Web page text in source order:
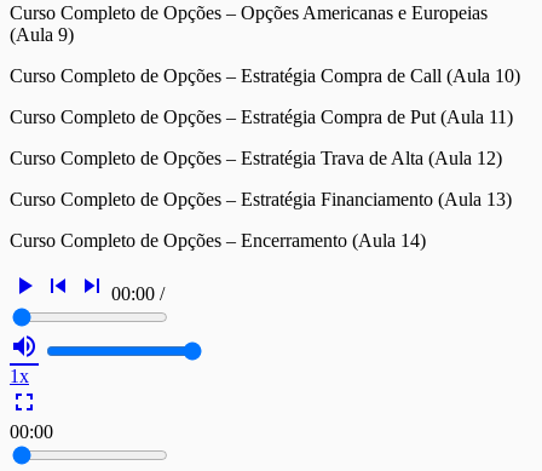
Curso Completo de Opções – Opções Americanas e Europeias
(Aula 9)
Curso Completo de Opções – Estratégia Compra de Call (Aula 10)
Curso Completo de Opções – Estratégia Compra de Put (Aula 11)
Curso Completo de Opções – Estratégia Trava de Alta (Aula 12)
Curso Completo de Opções – Estratégia Financiamento (Aula 13)
Curso Completo de Opções – Encerramento (Aula 14)
play_arrow skip_previous skip_next 00:00 /
volume_up
1x
fullscreen
00:00